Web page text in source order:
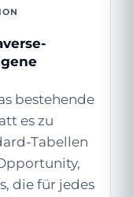
bestehende
es zu
Tabellen
die für jedes